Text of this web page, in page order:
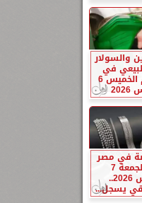
والسولار
في
مصر اليوم الخميس 6
في مصر
اليوم الجمعة 7
أغسطس 2026..
يسجل...